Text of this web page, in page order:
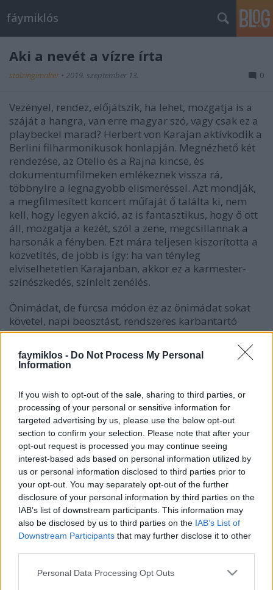
faymiklos - Do Not Process My Personal
Information
If you wish to opt-out of the sale, sharing to third parties, or
processing of your personal or sensitive information for
targeted advertising by us, please use the below opt-out
section to confirm your selection. Please note that after your
opt-out request is processed you may continue seeing
interest-based ads based on personal information utilized by
us or personal information disclosed to third parties prior to
your opt-out. You may separately opt-out of the further
disclosure of your personal information by third parties on the
IAB’s list of downstream participants. This information may
also be disclosed by us to third parties on the IAB’s List of
Downstream Participants that may further disclose it to other
Please note that this website/app uses one or more Google
Personal Data Processing Opt Outs
fáymiklós
Aki a nevét a vízre írta
stolzingimalter • 2019. szeptember 13. 0
Vezényel, rendez, előjátszik, ha lehet, mozgatja is a
száját a hangra, van erre magyar szó, vagy csak ez a
playbeckel marad? Herbert von Karajan aktívkodik a
Berlini filharmonikusok honlapján. Megnézhető két
rendezése, az Otello és a Rajna kincse, és
dokumentumfilmeken emlékeznek vissza rá,
többnyire a legnagyobb elismeréssel. Azt mondják,
a megfilmesített koncert műfaját ő találta ki, nem
kell, hogy legyen akció, az is fantasztikus, hogy ő ott
áll, mozgatja a kezét, szól a zene, megcsillannak a
harsonák a fényben. Ezt mára teljesen kiszorította a
közvetítés, de jobb is így: ha van tényleg
elviselhetetlen Karajanban, akkor ez a karmester-
színészkedés, színlelt zenélés.
Önimádat, de furcsa módon ez az önimádat sokat
követel, napi beosztást, rendszeres karbantartó
sétát, mérsékelt étkezést, munkát. Mert Karajan, épp
úgy, mint valami remete, az egész életet alárendelte
a halhatatlanság eszméjének, kell, hogy maradjon
így Wagnert, így Richard Strausst. Ma egyre
gyakoribb reakció, hogy és akkor mi van. Minket az
érdekel, hogy a mai karmesterek hogy értelmezik
Beethovent – ha egyáltalán. Ha egyáltalán
értelmezik, ha egyáltalán érdekel. Igaz, Karajan
utcatáblát kapott a bécsi Opera mellett, de azt talán
akkor is megkapja, ha nem töri magát az utókorért.
A halhatatlanságot nem lehet akarni. Igaz, nem lehet
nem akarni sem. Keats római sírján nincs név, csak
hogy itt nyugszik az, akinek a nevét a vízre írták.